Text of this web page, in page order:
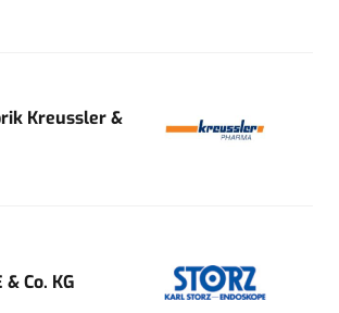
Kreussler &
& Co. KG